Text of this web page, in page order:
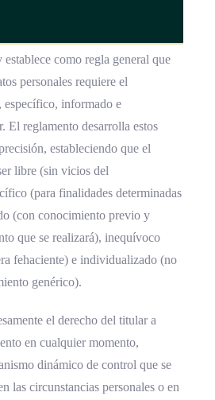
como regla general que
personales requiere el
específico, informado e
El reglamento desarrolla estos
estableciendo que el
libre (sin vicios del
(para finalidades determinadas
(con conocimiento previo y
que se realizará), inequívoco
fehaciente) e individualizado (no
genérico).
el derecho del titular a
en cualquier momento,
dinámico de control que se
las circunstancias personales o en